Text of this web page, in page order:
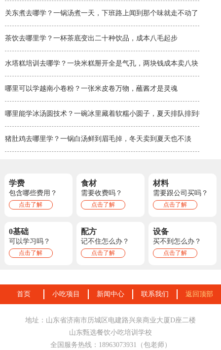
关东煮去哪学？一锅汤煮一天，下班路上闻到那个味就走不动了
茶饮去哪里学？一杯茶底变出二十种饮品，成本八毛起步
水塔糕培训去哪学？一块米糕掰开全是气孔，两块钱成本卖八块
哪里可以学越南小卷粉？一张米皮卷万物，蘸酱才是灵魂
哪里能学冰汤圆技术？一碗冰里藏着软糯小圆子，夏天排队排到街角
猪肚鸡去哪里学？一锅白汤鲜到眉毛掉，冬天卖到夏天也不淡
学费
包含哪些费用？
点击了解
食材
需要收费吗？
点击了解
材料
需要跟公司买吗？
点击了解
0基础
可以学习吗？
点击了解
配方
记不住怎么办？
点击了解
设备
买不到怎么办？
点击了解
首页 小吃项目 新闻中心 联系我们 返回顶部
地址：山东省济南市历城区电建路兴泉商业大厦D座二楼
山东甄选餐饮小吃培训学校
全国服务热线：18963073931（包老师）